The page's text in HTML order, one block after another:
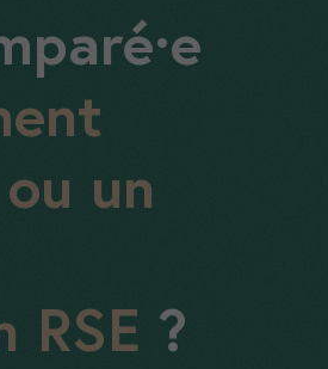
un
RSE ?